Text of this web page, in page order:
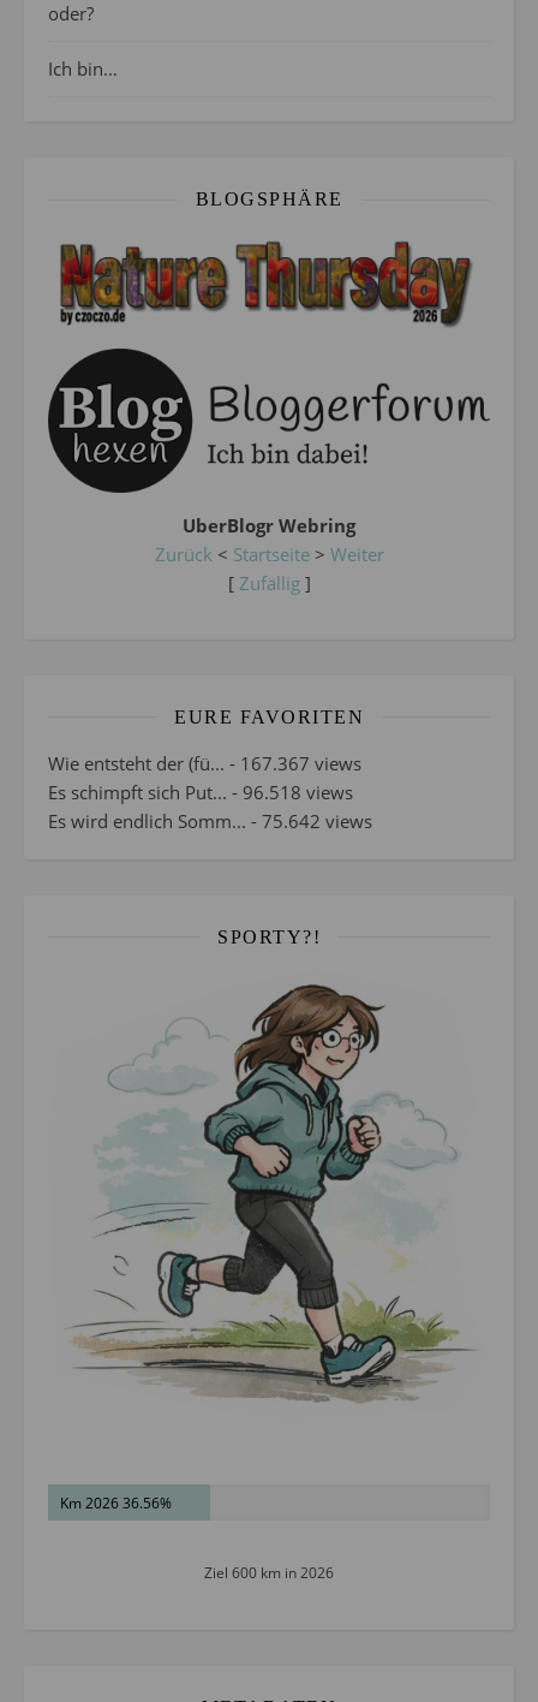
oder?
Ich bin…
BLOGSPHÄRE
UberBlogr Webring
Zurück < Startseite> Weiter
[ Zufällig]
EURE FAVORITEN
Wie entsteht der (fü... - 167.367 views
Es schimpft sich Put... - 96.518 views
Es wird endlich Somm... - 75.642 views
SPORTY?!
Km 2026 36.56%
Ziel 600 km in 2026